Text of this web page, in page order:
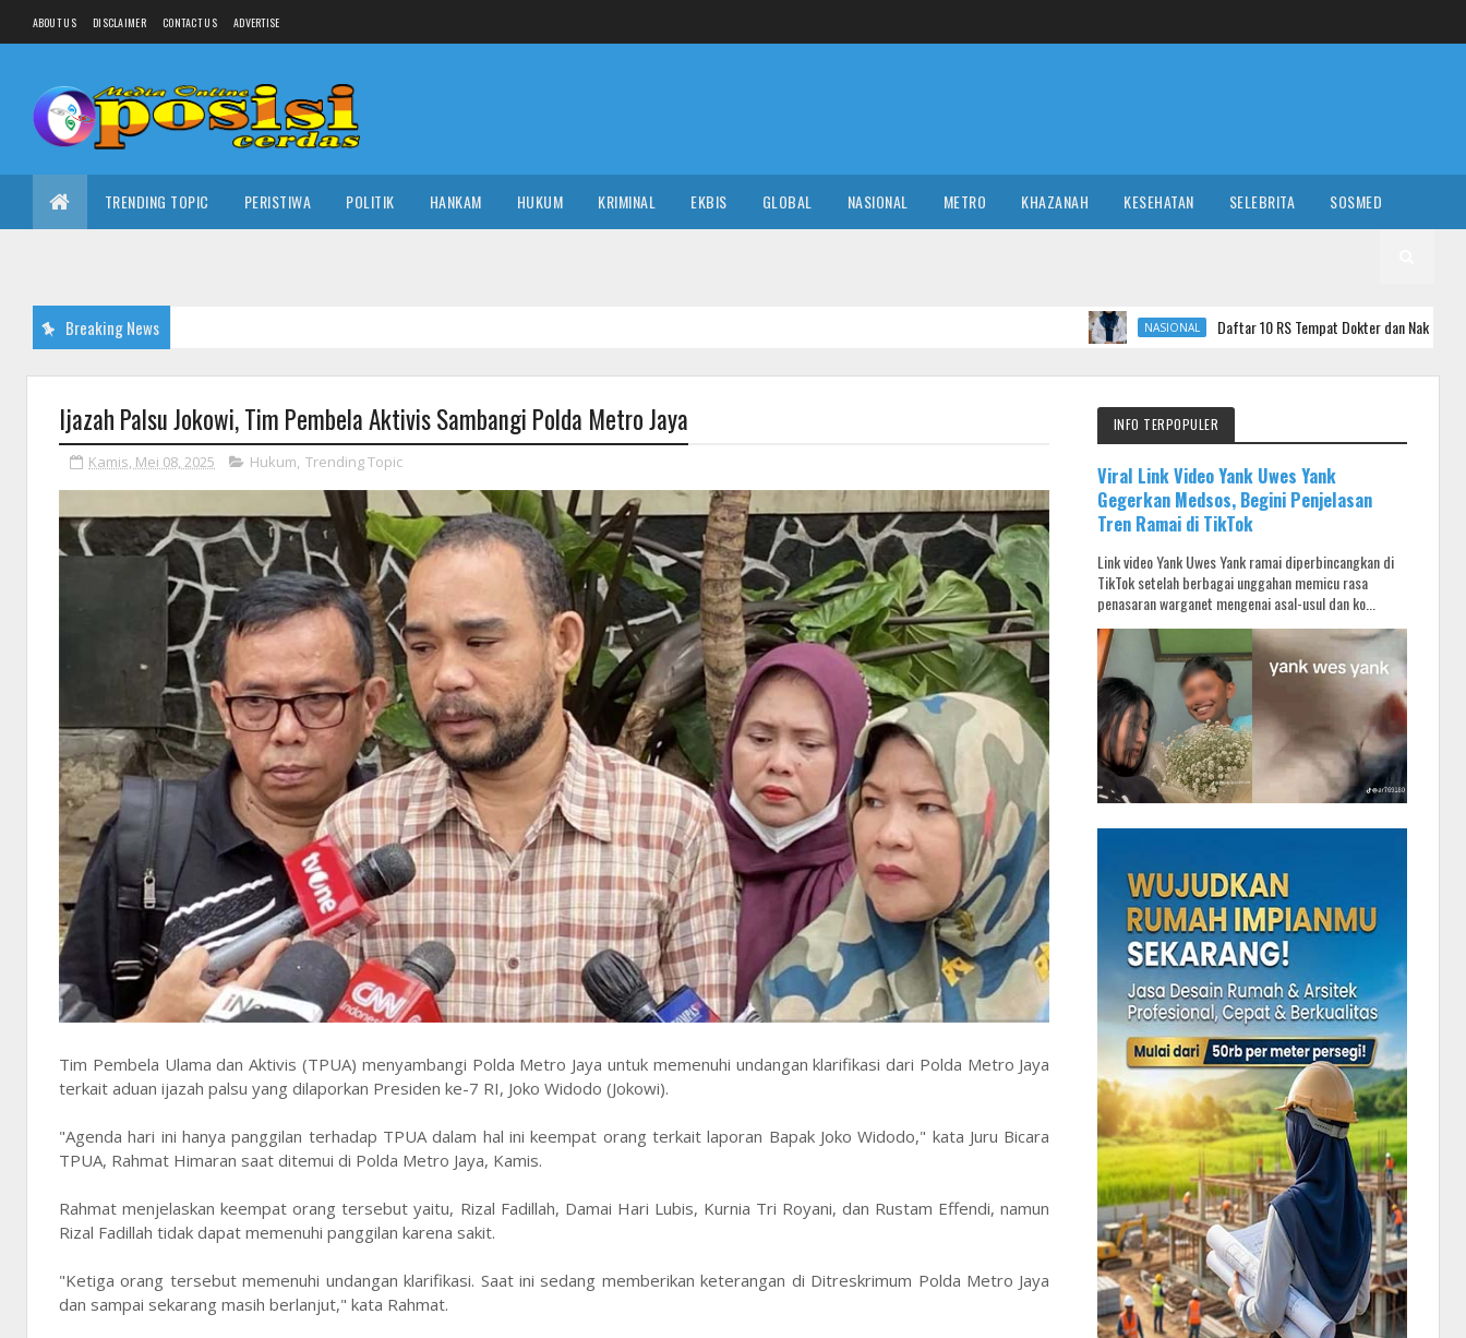
ABOUT US DISCLAIMER CONTACT US ADVERTISE
TRENDING TOPIC PERISTIWA POLITIK HANKAM HUKUM KRIMINAL EKBIS GLOBAL NASIONAL METRO KHAZANAH KESEHATAN SELEBRITA SOSMED
Breaking News NASIONAL Daftar 10 RS Tempat Dokter dan Nakes yang Komentar
Ijazah Palsu Jokowi, Tim Pembela Aktivis Sambangi Polda Metro Jaya
Kamis, Mei 08, 2025 Hukum, Trending Topic
Tim Pembela Ulama dan Aktivis (TPUA) menyambangi Polda Metro Jaya untuk memenuhi undangan klarifikasi dari Polda Metro Jaya
terkait aduan ijazah palsu yang dilaporkan Presiden ke-7 RI, Joko Widodo (Jokowi).
"Agenda hari ini hanya panggilan terhadap TPUA dalam hal ini keempat orang terkait laporan Bapak Joko Widodo," kata Juru Bicara
TPUA, Rahmat Himaran saat ditemui di Polda Metro Jaya, Kamis.
Rahmat menjelaskan keempat orang tersebut yaitu, Rizal Fadillah, Damai Hari Lubis, Kurnia Tri Royani, dan Rustam Effendi, namun
Rizal Fadillah tidak dapat memenuhi panggilan karena sakit.
"Ketiga orang tersebut memenuhi undangan klarifikasi. Saat ini sedang memberikan keterangan di Ditreskrimum Polda Metro Jaya
dan sampai sekarang masih berlanjut," kata Rahmat.
INFO TERPOPULER
Viral Link Video Yank Uwes Yank
Gegerkan Medsos, Begini Penjelasan
Tren Ramai di TikTok
Link video Yank Uwes Yank ramai diperbincangkan di
TikTok setelah berbagai unggahan memicu rasa
penasaran warganet mengenai asal-usul dan ko...